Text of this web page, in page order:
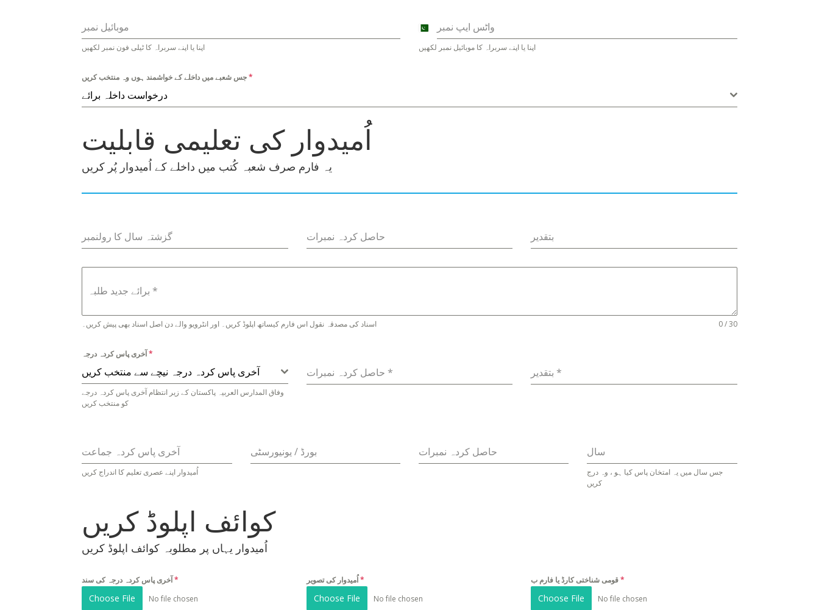
موبائیل نمبر
اپنا یا اپنے سربراہ کا ٹیلی فون نمبر لکھیں
واٹس ایپ نمبرPakistan
+92
اپنا یا اپنے سربراہ کا موبائیل نمبر لکھیں
جس شعبے میں داخلے کے خواشمند ہوں وہ منتخب کریں*
درخواست داخلہ برائے
اُمیدوار کی تعلیمی قابلیت
یہ فارم صرف شعبہ کُتب میں داخلے کے اُمیدوار پُر کریں
گزشتہ سال کا رولنمبر حاصل کردہ نمبرات بتقدیر
*
اسناد کی مصدقہ نقول اس فارم کیساتھ اپلوڈ کریں۔ اور انٹرویو والے دن اصل اسناد بھی پیش کریں۔ 0 / 30
آخری پاس کردہ درجہ*
آخری پاس کردہ درجہ نیچے سے منتخب کریں
وفاق المدارس العربیہ پاکستان کے زیر انتظام آخری پاس کردہ درجے
کو منتخب کریں
* *
آخری پاس کردہ جماعت
اُمیدوار اپنے عصری تعلیم کا اندراج کریں
بورڈ / یونیورسٹی حاصل کردہ نمبرات سال
جس سال میں یہ امتخان پاس کیا ہو ، وہ درج
کریں
کوائف اپلوڈ کریں
اُمیدوار یہاں پر مطلوبہ کوائف اپلوڈ کریں
آخری پاس کردہ درجہ کی سند*
Choose File No file chosen
اُمیدوار کی تصویر*
Choose File No file chosen
قومی شناختی کارڈ یا فارم ب*
Choose File No file chosen